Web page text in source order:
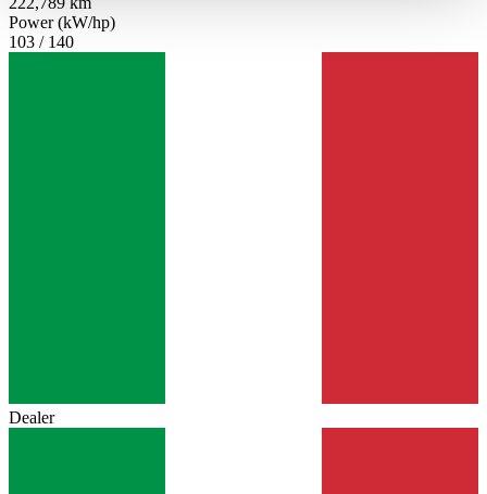
haben oder die sie im Rahmen Ihrer Nutzung der Dienste
gesammelt haben.
Power (kW/hp)
103 / 140
Dealer